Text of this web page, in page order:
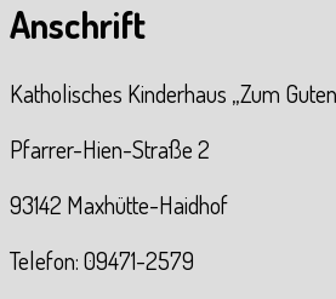
Anschrift
Katholisches Kinderhaus „Zum
Pfarrer-Hien-Straße 2
93142 Maxhütte-Haidhof
Telefon: 09471-2579